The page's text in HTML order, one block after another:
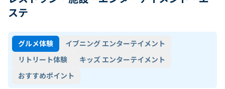
ステ
グルメ体験
イブニング エンターテイメント
リトリート体験
キッズ エンターテイメント
おすすめポイント